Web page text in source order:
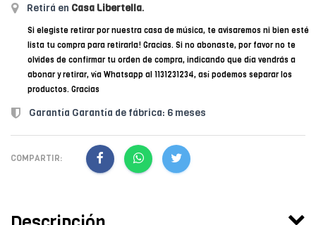
Retirá en Casa Libertella.
Si elegiste retirar por nuestra casa de música, te avisaremos ni bien esté
lista tu compra para retirarla! Gracias. Si no abonaste, por favor no te
olvides de confirmar tu orden de compra, indicando que día vendrás a
abonar y retirar, vía Whatsapp al 1131231234, así podemos separar los
productos. Gracias
Garantía Garantía de fábrica: 6 meses
COMPARTIR: